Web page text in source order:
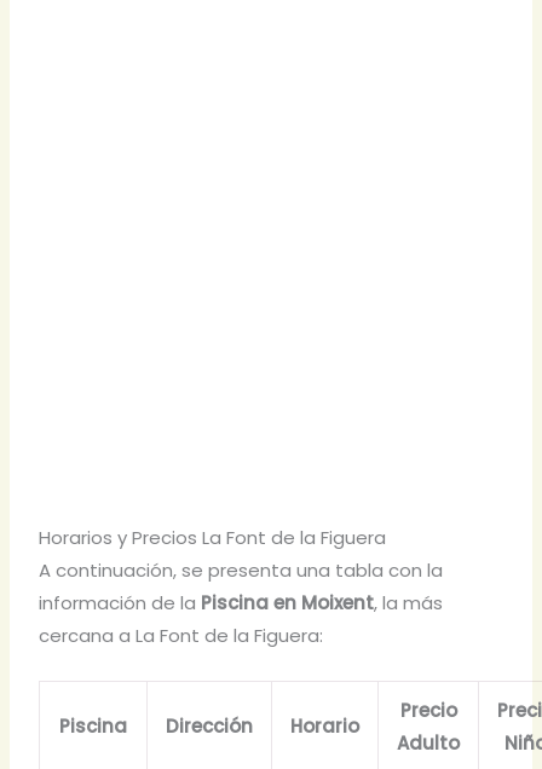
Horarios y Precios La Font de la Figuera
A continuación, se presenta una tabla con la
información de la Piscina en Moixent, la más
cercana a La Font de la Figuera:
Piscina Dirección Horario
Precio
Adulto